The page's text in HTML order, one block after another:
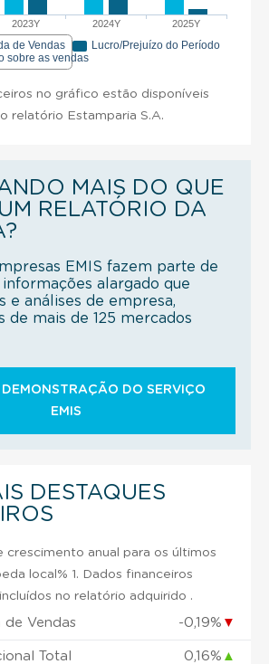
2023Y 2024Y 2025Y
de Vendas
Lucro/Prejuízo do Período
sobre as vendas
no gráfico estão disponíveis
relatório Estamparia S.A.
MAIS DO QUE
RELATÓRIO DA
EMIS fazem parte de
alargado que
e análises de empresa,
de mais de 125 mercados
DO SERVIÇO
EMIS
DESTAQUES
crescimento anual para os últimos
local% 1. Dados financeiros
no relatório adquirido .
de Vendas -0,19% ▼
Total 0,16% ▲